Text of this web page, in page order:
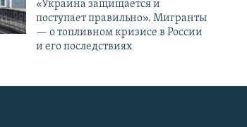
«Украина защищается и
поступает правильно». Мигранты
— о топливном кризисе в России
и его последствиях